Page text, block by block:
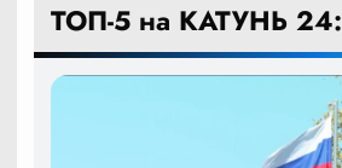
ТОП-5 на КАТУНЬ 24: